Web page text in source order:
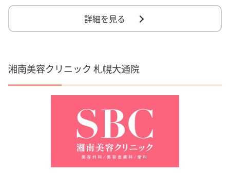
詳細を見る
湘南美容クリニック 札幌大通院